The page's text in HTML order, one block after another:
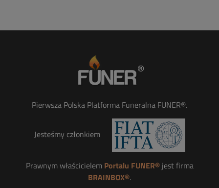
Pierwsza Polska Platforma Funeralna FUNER®.
Jesteśmy członkiem
Prawnym właścicielem Portalu FUNER®jest firma
BRAINBOX®.